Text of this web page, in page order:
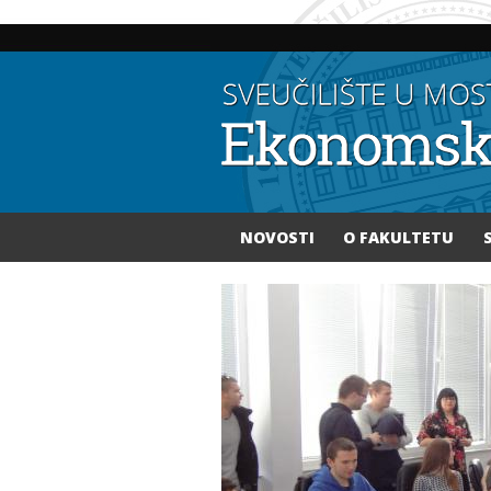
NOVOSTI O FAKULTETU